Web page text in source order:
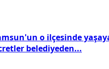
o ilçesinde
belediyeden...